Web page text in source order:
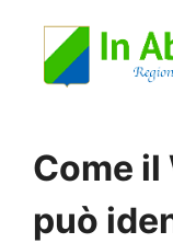
Come
può